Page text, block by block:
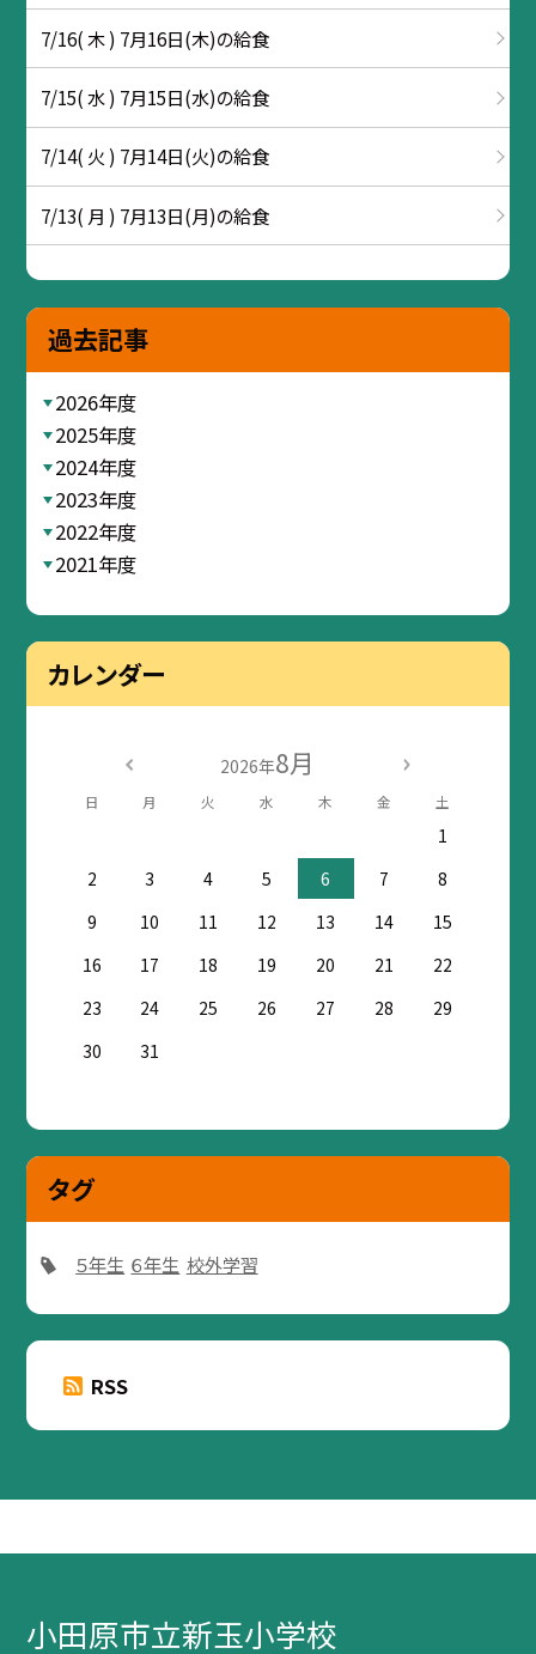
7/16( 木 ) 7月16日(木)の給食
7/15( 水 ) 7月15日(水)の給食
7/14( 火 ) 7月14日(火)の給食
7/13( 月 ) 7月13日(月)の給食
過去記事
2026年度
2025年度
2024年度
2023年度
2022年度
2021年度
カレンダー
2026年8月
日 月 火 水 木 金 土
1
2
3 4 5 6 7
8
9
10 11 12 13 14
15
16
17 18 19 20 21
22
23
24 25 26 27 28
29
30
31
タグ
５年生 ６年生 校外学習
RSS
小田原市立新玉小学校